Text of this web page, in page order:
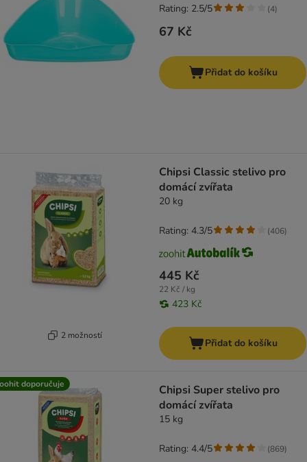
67 Kč
Rating: 2.5/5 (4)
Přidat do košíku
2 možností
Chipsi Classic stelivo pro
domácí zvířata
20 kg
445 Kč
22 Kč / kg
423 Kč
Rating: 4.3/5 (406)
Přidat do košíku
doporučuje
Chipsi Super stelivo pro
domácí zvířata
15 kg
Rating: 4.4/5 (869)